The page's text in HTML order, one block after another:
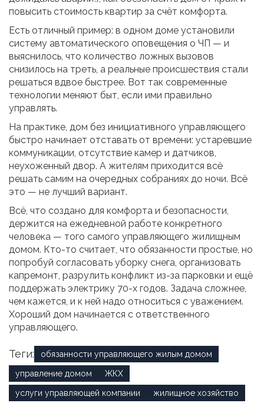
повысить стоимость квартир за счёт комфорта.
Есть отличный пример: в одном доме установили
систему автоматического оповещения о ЧП — и
выяснилось, что количество ложных вызовов
снизилось на треть, а реальные происшествия стали
решаться вдвое быстрее. Вот так современные
технологии меняют быт, если ими правильно
управлять.
На практике, дом без инициативного управляющего
быстро начинает отставать от времени: устаревшие
коммуникации, отсутствие камер и датчиков,
неухоженный двор. А жителям приходится всё
решать самим на очередных собраниях до ночи. Всё
это — не лучший вариант.
Всё, что создано для комфорта и безопасности,
держится на ежедневной работе конкретного
человека — того самого управляющего жилищным
домом. Кто-то считает, что обязанности простые, но
попробуй согласовать уборку снега, организовать
капремонт, разрулить конфликт из-за парковки и ещё
поддержать электрику 70-х годов. Задача сложнее,
чем кажется, и к ней надо относиться с уважением.
Хороший дом начинается с ответственного
управляющего.
Теги: обязанности управляющего жилым домом
управление домом ЖКХ
услуги управляющей компании жилищное хозяйство